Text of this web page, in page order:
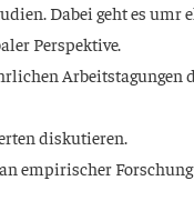
Dabei geht es
Perspektive.
diskutieren.
empi­ri­scher